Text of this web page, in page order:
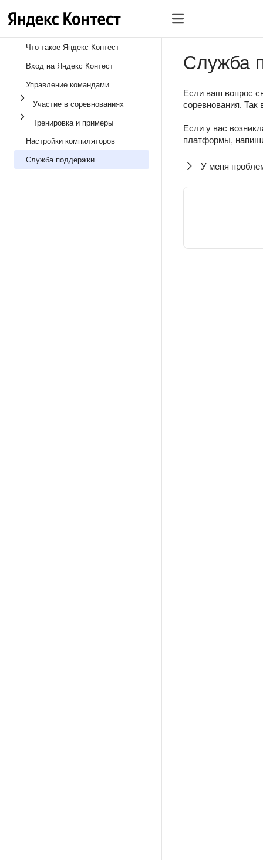
Что такое Яндекс Контест
Вход на Яндекс Контест
Управление командами
Участие в соревнованиях
Тренировка и примеры
Настройки компиляторов
Служба поддержки
Служба
Если ваш вопрос
соревнования. Так
Если у вас
платформы,
У меня